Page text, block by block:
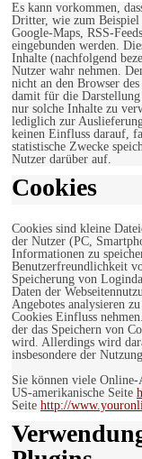
Es kann vorkommen,
Dritter, wie zum
Google-Maps, RSS-
eingebunden werden.
Inhalte (nachfolgend
Nutzer wahr nehmen.
nicht an den Browser
damit für die
nur solche Inhalte zu
lediglich zur
keinen Einfluss darauf,
statistische Zwecke
Nutzer darüber auf.
Cookies
Cookies sind kleine
der Nutzer (PC,
Informationen zu
Benutzerfreundlichkeit
Speicherung von
Daten der
Angebotes analysieren
Cookies Einfluss
der das Speichern von
wird. Allerdings wird
insbesondere der
Sie können viele
US-amerikanische Seite
Seite http://